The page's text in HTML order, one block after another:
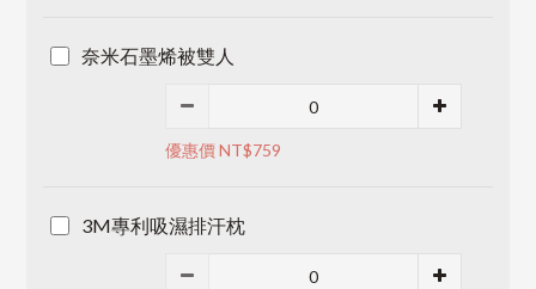
奈米石墨烯被雙人
優惠價 NT$759
3M專利吸濕排汗枕